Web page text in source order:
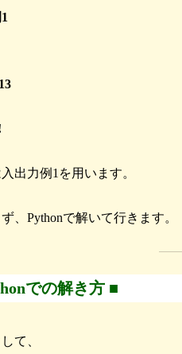
出力例1を用います。
、Pythonで解いて行きます。
での解き方 ■
て、